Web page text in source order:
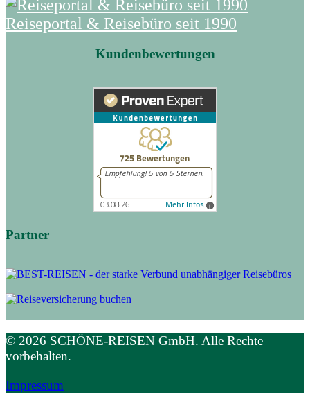
Reiseportal & Reisebüro seit 1990
Kundenbewertungen
Partner
© 2026 SCHÖNE-REISEN GmbH. Alle Rechte
vorbehalten.
Impressum